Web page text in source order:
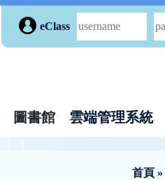
eClass
圖書館 雲端管理系統
首頁 »